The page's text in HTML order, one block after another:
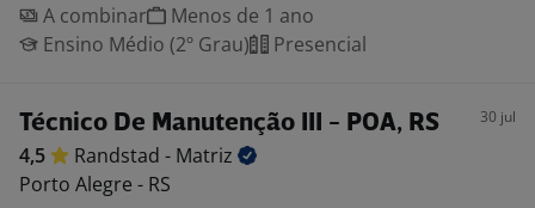
A combinar
Menos de 1 ano
Ensino Médio (2º Grau)
Presencial
Técnico De Manutenção III - POA, RS 30 jul
4,5 Randstad - Matriz
Porto Alegre - RS